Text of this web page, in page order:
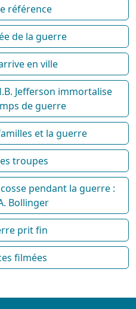
référence
de la guerre
en ville
Jefferson immortalise
de guerre
et la guerre
troupes
pendant la guerre :
Bollinger
prit fin
filmées